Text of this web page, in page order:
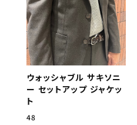
ウォッシャブル サキソニ
ー セットアップ ジャケッ
ト
48